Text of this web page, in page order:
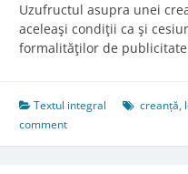
Uzufructul asupra unei
aceleaşi condiţii ca şi
formalităţilor de
Textul integral creanță,
comment